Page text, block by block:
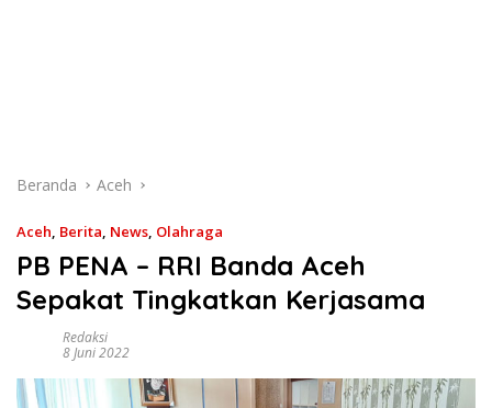
Beranda Aceh
Aceh, Berita, News, Olahraga
PB PENA – RRI Banda Aceh
Sepakat Tingkatkan Kerjasama
Redaksi
8 Juni 2022